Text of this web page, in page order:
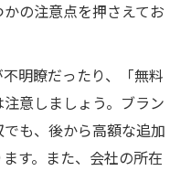
の注意点を押さえてお
明瞭だったり、「無料
意しましょう。ブラン
も、後から高額な追加
す。また、会社の所在